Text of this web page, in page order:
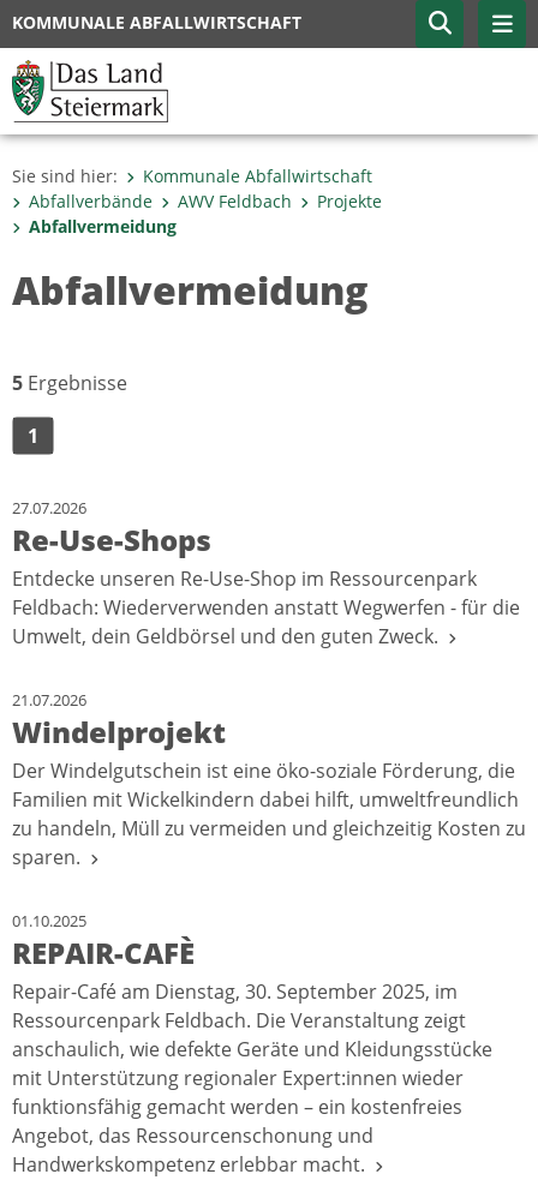
KOMMUNALE ABFALLWIRTSCHAFT
Sie sind hier:
Kommunale Abfallwirtschaft
Abfallverbände
AWV Feldbach
Projekte
Abfallvermeidung
Abfallvermeidung
5 Ergebnisse
1
27.07.2026
Re-Use-Shops
Entdecke unseren Re-Use-Shop im Ressourcenpark
Feldbach: Wiederverwenden anstatt Wegwerfen - für die
Umwelt, dein Geldbörsel und den guten Zweck.
21.07.2026
Windelprojekt
Der Windelgutschein ist eine öko-soziale Förderung, die
Familien mit Wickelkindern dabei hilft, umweltfreundlich
zu handeln, Müll zu vermeiden und gleichzeitig Kosten zu
sparen.
01.10.2025
REPAIR-CAFÈ
Repair-Café am Dienstag, 30. September 2025, im
Ressourcenpark Feldbach. Die Veranstaltung zeigt
anschaulich, wie defekte Geräte und Kleidungsstücke
mit Unterstützung regionaler Expert:innen wieder
funktionsfähig gemacht werden – ein kostenfreies
Angebot, das Ressourcenschonung und
Handwerkskompetenz erlebbar macht.